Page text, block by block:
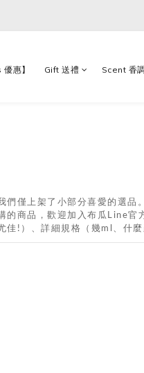
惠】 Gift 送禮 Scent 香
們僅上架了小部分喜愛的選品。
的商品，歡迎 加入布瓜Line官
佳!）、詳細規格（幾ml、什